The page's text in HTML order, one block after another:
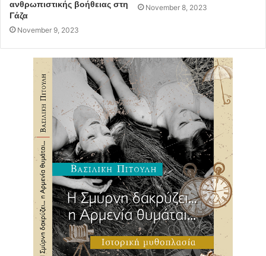
ανθρωπιστικής βοήθειας στη
Γάζα
November 9, 2023
November 8, 2023